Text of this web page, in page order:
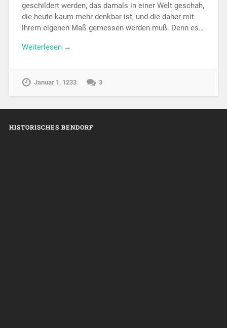
geschildert werden, das damals in einer Welt geschah,
die heute kaum mehr denkbar ist, und die daher mit
ihrem eigenen Maß gemessen werden muß. Denn es…
Weiterlesen →
Januar 1, 1233 3
HISTORISCHES BENDORF